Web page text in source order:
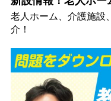
老人ホーム、介護施設
介！